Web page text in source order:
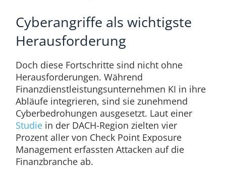
Cyberangriffe als wichtigste
Herausforderung
Doch diese Fortschritte sind nicht ohne
Herausforderungen. Während
Finanzdienstleistungsunternehmen KI in ihre
Abläufe integrieren, sind sie zunehmend
Cyberbedrohungen ausgesetzt. Laut einer
Studiein der DACH-Region zielten vier
Prozent aller von Check Point Exposure
Management erfassten Attacken auf die
Finanzbranche ab.